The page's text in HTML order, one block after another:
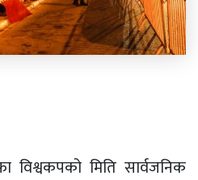
विश्वकपको मिति सार्वजनिक